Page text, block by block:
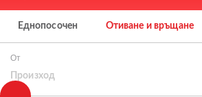
Еднопосочен Отиване и връщане
От
Произход